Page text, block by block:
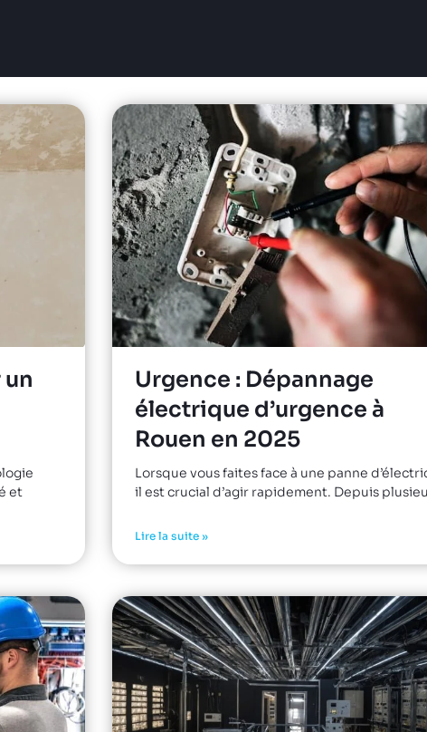
et
Urgence : Dépannage
électrique d’urgence à
Rouen en 2025
Lorsque vous faites face à une panne
il est crucial d’agir rapidement. Depuis
Lire la suite »